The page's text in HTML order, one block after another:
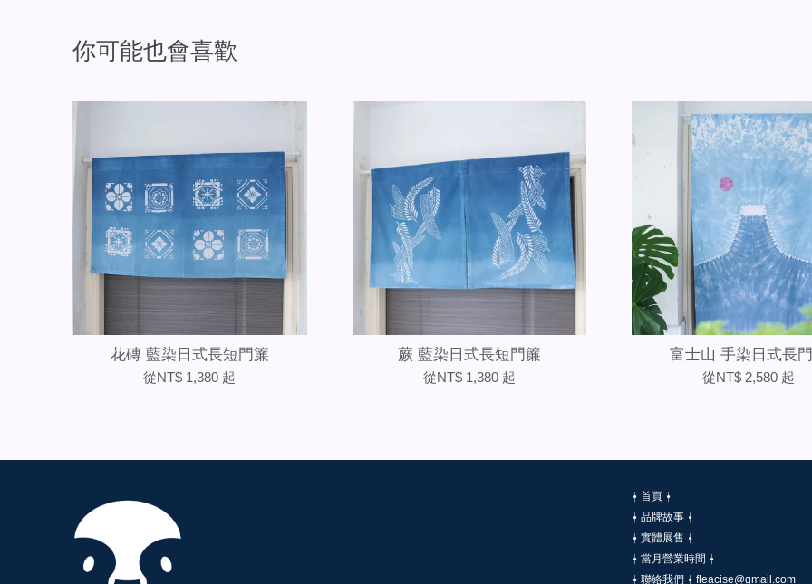
你可能也會喜歡
花磚 藍染日式長短門簾
從NT$ 1,380 起
蕨 藍染日式長短門簾
從NT$ 1,380 起
富士山 手染日式長
從NT$ 2,580 起
⍿ 首頁 ⍿
⍿ 品牌故事 ⍿
⍿ 實體展售 ⍿
⍿ 當月營業時間 ⍿
⍿ 聯絡我們 ⍿ fleacise@gmail.com